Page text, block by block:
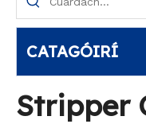
CATAGÓIRÍ
Stripper